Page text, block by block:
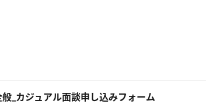
_カジュアル面談申し込みフォーム